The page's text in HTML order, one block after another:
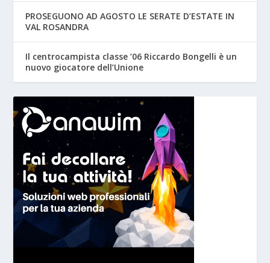
PROSEGUONO AD AGOSTO LE SERATE D’ESTATE IN
VAL ROSANDRA
Il centrocampista classe ’06 Riccardo Bongelli è un
nuovo giocatore dell’Unione